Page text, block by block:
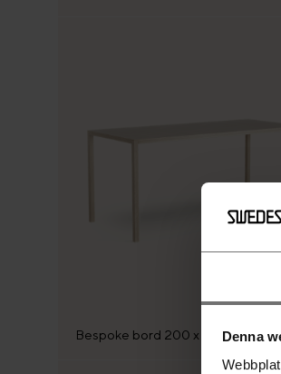
Denna
Bespoke bord 200 x 90 höjd 90